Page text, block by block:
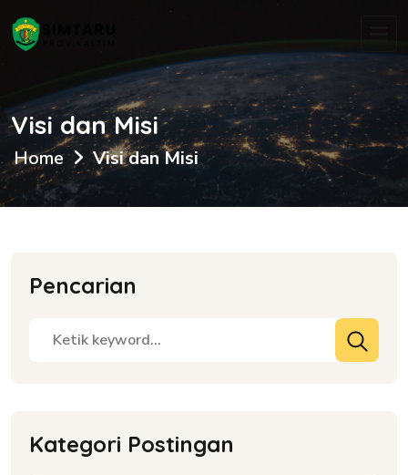
Visi dan Misi
Home Visi dan Misi
Pencarian
Kategori Postingan